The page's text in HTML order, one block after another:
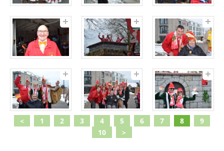
< 1 2 3 4 5 6 7 8
9
10
>